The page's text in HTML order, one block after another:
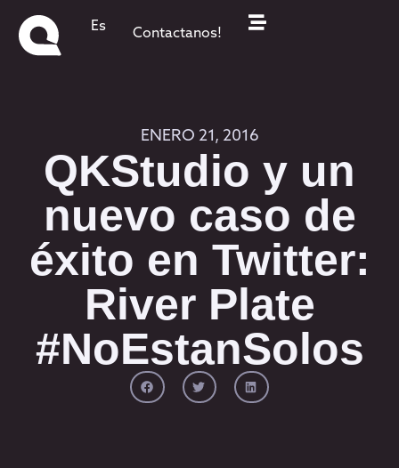
Es Contactanos!
ENERO 21, 2016
QKStudio y un
nuevo caso de
éxito en Twitter:
River Plate
#NoEstanSolos